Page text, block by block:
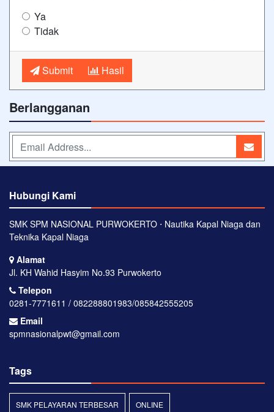
Ya
Tidak
Submit Hasil
Berlangganan
Hubungi Kami
SMK SPM NASIONAL PURWOKERTO ⋅ Nautika Kapal Niaga dan
Teknika Kapal Niaga
Alamat
Jl. KH Wahid Hasyim No.93 Purwokerto
Telepon
0281-7771611 / 082288801983/085842555205
Email
spmnasionalpwt@gmail.com
Tags
SMK PELAYARAN TERBESAR ONLINE